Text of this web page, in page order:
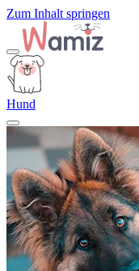
Zum Inhalt springen
Hund